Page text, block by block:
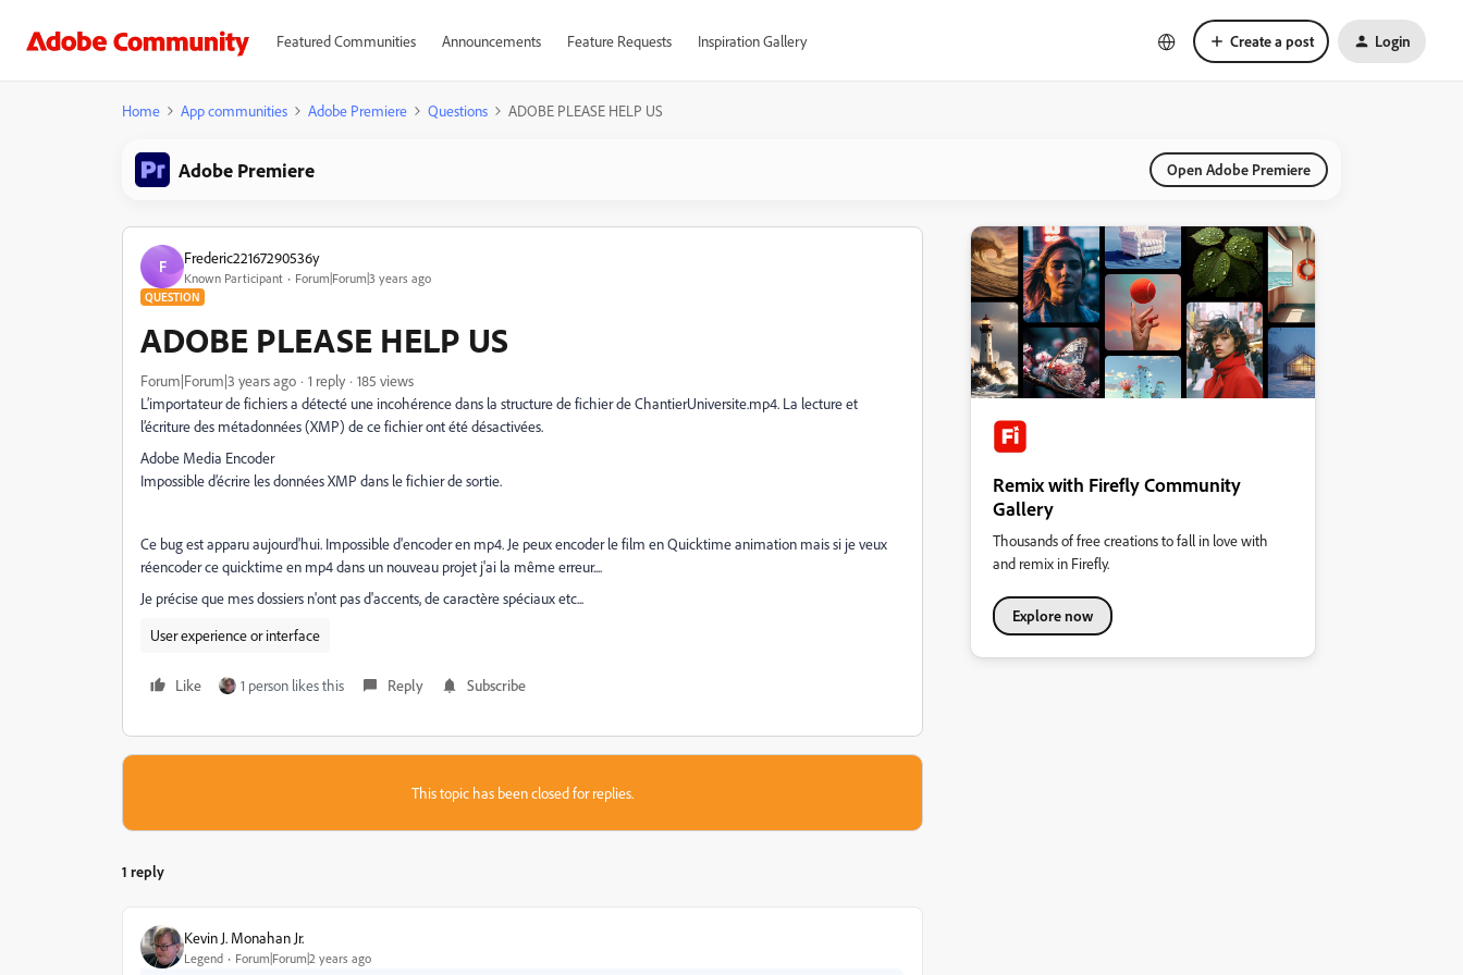
Featured Communities Announcements Feature Requests Inspiration Gallery Create a post Login
Home App communities Adobe Premiere Questions ADOBE PLEASE HELP US
Adobe Premiere Open Adobe Premiere
F Frederic22167290536y
Known Participant Forum|Forum|3 years ago
QUESTION
ADOBE PLEASE HELP US
Forum|Forum|3 years ago 1 reply
185 views
L’importateur de fichiers a détecté une incohérence dans la structure de fichier de ChantierUniversite.mp4. La lecture et
l’écriture des métadonnées (XMP) de ce fichier ont été désactivées.
Adobe Media Encoder
Impossible d’écrire les données XMP dans le fichier de sortie.
Ce bug est apparu aujourd'hui. Impossible d'encoder en mp4. Je peux encoder le film en Quicktime animation mais si je veux
réencoder ce quicktime en mp4 dans un nouveau projet j'ai la même erreur....
Je précise que mes dossiers n'ont pas d'accents, de caractère spéciaux etc...
User experience or interface
Like 1 person likes this Reply Subscribe
This topic has been closed for replies.
1 reply
Kevin J. Monahan Jr.
Legend Forum|Forum|2 years ago
Remix with Firefly Community
Gallery
Thousands of free creations to fall in love with
and remix in Firefly.
Explore now